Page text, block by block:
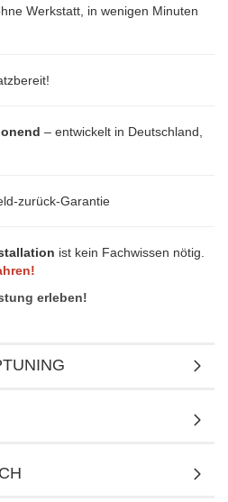
Werkstatt, in wenigen Minuten
– entwickelt in Deutschland,
zurück-Garantie
ist kein Fachwissen nötig.
erleben!